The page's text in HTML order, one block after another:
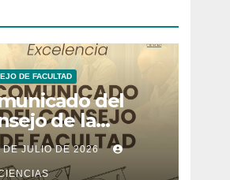
DE FACULTAD
del
de la
de Ciencias
DE JULIO DE 2026